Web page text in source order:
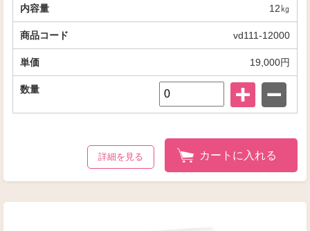
12㎏
vd111-12000
19,000円
カートに入れる
詳細を見る